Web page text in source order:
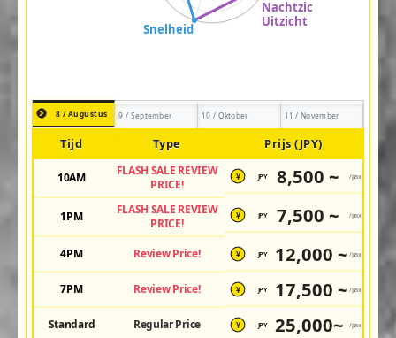
8 / Augustus 9 / September 10 / Oktober 11 / November
Tijd Type Prijs (JPY)
10AM
FLASH SALE REVIEW
PRICE!
¥ JPY 8,500 ~ /pax
1PM
FLASH SALE REVIEW
PRICE!
¥ JPY 7,500 ~ /pax
4PM Review Price! ¥ JPY 12,000 ~ /pax
7PM Review Price! ¥ JPY 17,500 ~ /pax
Standard Regular Price ¥ JPY 25,000~ /pax